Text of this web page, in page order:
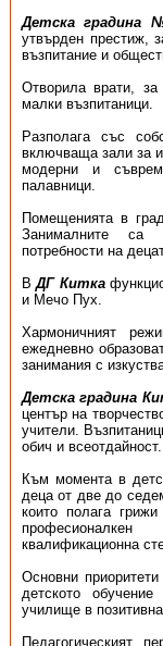
Детска градина
утвърден престиж,
възпитание и
Отворила врати,
малки възпитаници.
Разполага със
включваща зали за
модерни и
палавници.
Помещенията в
Занималните са
потребности на
ВДГ Китка
и Мечо Пух.
Хармоничният
ежедневно
занимания с
Детска градина
център на
учители.
обич и всеотдайност.
Към момента в
деца от две до
които полага
квалификационна
Основни
детското
училище в
Педагогическият